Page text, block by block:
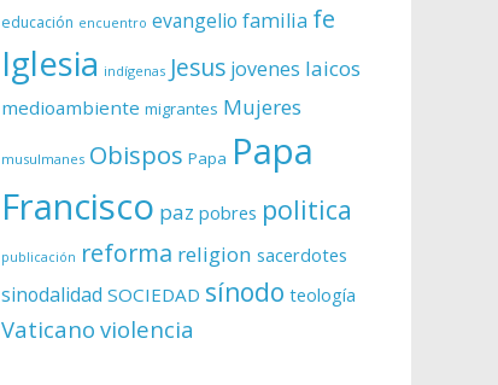
educación encuentro evangelio familia fe
Iglesia indígenas Jesus jovenes laicos
medioambiente migrantes Mujeres
musulmanes Obispos Papa Papa
Francisco paz pobres politica
publicación reforma religion sacerdotes
sinodalidad SOCIEDAD sínodo teología
Vaticano violencia